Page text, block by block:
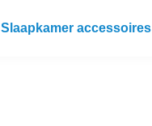
Slaapkamer accessoires